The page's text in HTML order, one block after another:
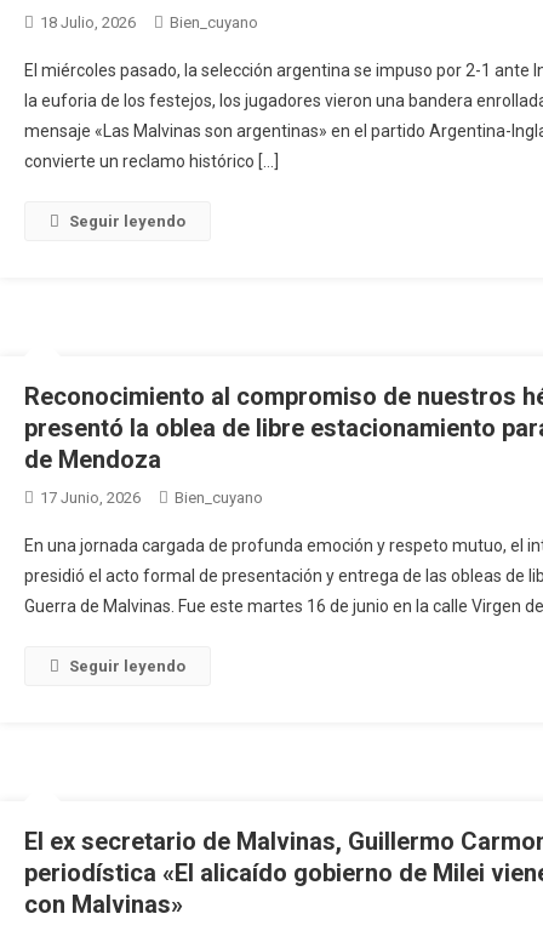
18 Julio, 2026 Bien_cuyano
El miércoles pasado, la selección argentina se impuso por 2-1 ante
la euforia de los festejos, los jugadores vieron una bandera
mensaje «Las Malvinas son argentinas» en el partido Argentina-
convierte un reclamo histórico […]
Seguir leyendo
Reconocimiento al compromiso de nuestros
presentó la oblea de libre estacionamiento
de Mendoza
17 Junio, 2026 Bien_cuyano
En una jornada cargada de profunda emoción y respeto mutuo, el
presidió el acto formal de presentación y entrega de las obleas de
Guerra de Malvinas. Fue este martes 16 de junio en la calle Virgen
Seguir leyendo
El ex secretario de Malvinas, Guillermo
periodística «El alicaído gobierno de Milei
con Malvinas»